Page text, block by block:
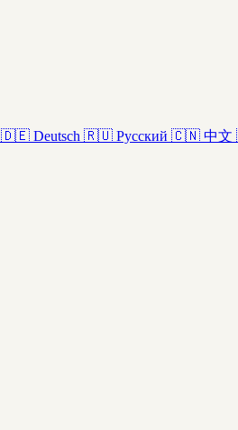
🇩🇪 Deutsch 🇷🇺 Русский 🇨🇳 中文